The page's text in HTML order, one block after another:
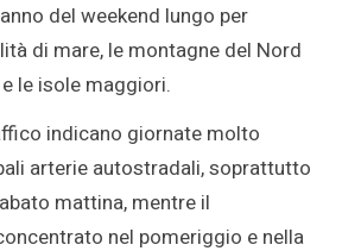
del weekend lungo per
di mare, le montagne del Nord
le isole maggiori.
indicano giornate molto
arterie autostradali, soprattutto
mattina, mentre il
nel pomeriggio e nella